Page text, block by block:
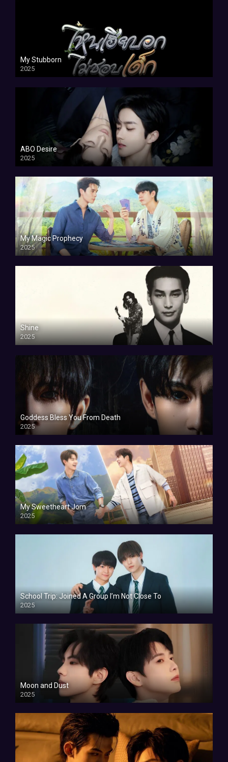
My Stubborn
2025
ABO Desire
2025
My Magic Prophecy
2025
Shine
2025
Goddess Bless You From Death
2025
My Sweetheart Jom
2025
School Trip: Joined A Group I’m Not Close To
2025
Moon and Dust
2025